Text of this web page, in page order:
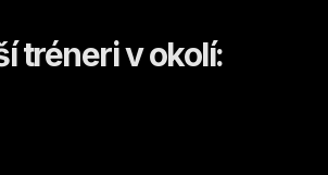
tréneri v okolí: